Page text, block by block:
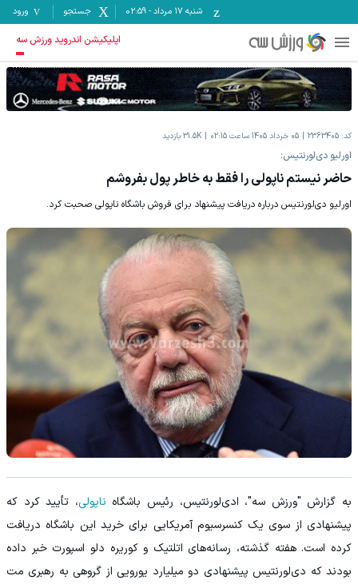
شنبه ۱۷ مرداد -
02:59 جستجو ورود
اپلیکیشن اندروید ورزش سه
کد: 2363405 05 خرداد 1405 ساعت 02:15 31.5K بازدید
اورلیو دی‌لورنتیس:
حاضر نیستم ناپولی را فقط به خاطر پول بفروشم
اورلیو دی‌لورنتیس درباره دریافت پیشنهاد برای فروش باشگاه ناپولی صحبت کرد.
به گزارش "ورزش سه"، ادی‌لورنتیس، رئیس باشگاه ناپولی، تأیید کرد که
پیشنهادی از سوی یک کنسرسیوم آمریکایی برای خرید این باشگاه دریافت
کرده است. هفته گذشته، رسانه‌های اتلتیک و کوریره دلو اسپورت خبر داده
بودند که دی‌لورنتیس پیشنهادی دو میلیارد یورویی از گروهی به رهبری مت